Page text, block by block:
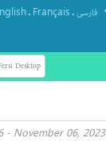
. Français.فارسی
Desktop
- November 06, 2023